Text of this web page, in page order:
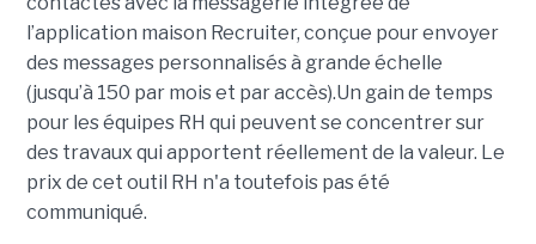
l’application maison Recruiter, conçue pour envoyer
des messages personnalisés à grande échelle
(jusqu’à 150 par mois et par accès).Un gain de temps
pour les équipes RH qui peuvent se concentrer sur
des travaux qui apportent réellement de la valeur. Le
prix de cet outil RH n'a toutefois pas été
communiqué.